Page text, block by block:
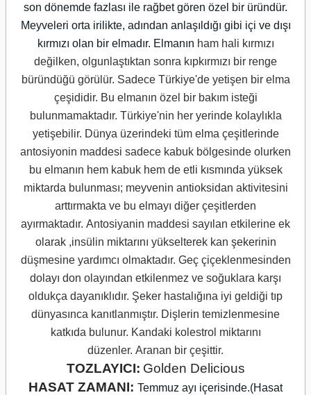
son dönemde fazlası ile rağbet gören özel bir üründür.
Meyveleri orta irilikte, adından anlaşıldığı gibi içi ve dışı
kırmızı olan bir elmadır. Elmanın ham hali kırmızı
değilken, olgunlaştıktan sonra kıpkırmızı bir renge
büründüğü görülür. Sadece Türkiye'de yetişen bir elma
çeşididir. Bu elmanın özel bir bakım isteği
bulunmamaktadır. Türkiye'nin her yerinde kolaylıkla
yetişebilir. Dünya üzerindeki tüm elma çeşitlerinde
antosiyonin maddesi sadece kabuk bölgesinde olurken
bu elmanın hem kabuk hem de etli kısmında yüksek
miktarda bulunması; meyvenin antioksidan aktivitesini
arttırmakta ve bu elmayı diğer çeşitlerden
ayırmaktadır. Antosiyanin maddesi sayılan etkilerine ek
olarak ,insülin miktarını yükselterek kan şekerinin
düşmesine yardımcı olmaktadır. Geç çiçeklenmesinden
dolayı don olayından etkilenmez ve soğuklara karşı
oldukça dayanıklıdır. Şeker hastalığına iyi geldiği tıp
dünyasınca kanıtlanmıştır. Dişlerin temizlenmesine
katkıda bulunur. Kandaki kolestrol miktarını
düzenler. Aranan bir çeşittir.
TOZLAYICI: Golden Delicious
HASAT ZAMANI: Temmuz ayı içerisinde.(Hasat